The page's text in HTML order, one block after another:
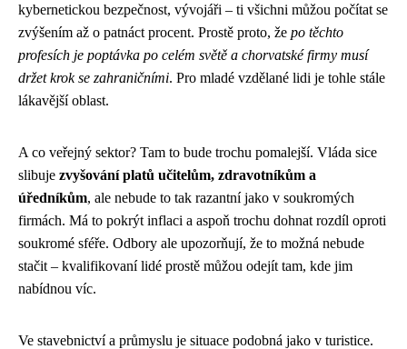
kybernetickou bezpečnost, vývojáři – ti všichni můžou počítat se
zvýšením až o patnáct procent. Prostě proto, že po těchto
profesích je poptávka po celém světě a chorvatské firmy musí
držet krok se zahraničními. Pro mladé vzdělané lidi je tohle stále
lákavější oblast.
A co veřejný sektor? Tam to bude trochu pomalejší. Vláda sice
slibuje zvyšování platů učitelům, zdravotníkům a
úředníkům, ale nebude to tak razantní jako v soukromých
firmách. Má to pokrýt inflaci a aspoň trochu dohnat rozdíl oproti
soukromé sféře. Odbory ale upozorňují, že to možná nebude
stačit – kvalifikovaní lidé prostě můžou odejít tam, kde jim
nabídnou víc.
Ve stavebnictví a průmyslu je situace podobná jako v turistice.